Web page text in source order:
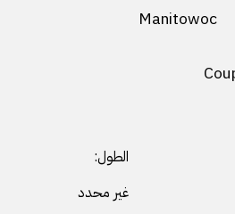
Manitowoc
الطول:
غير محدد